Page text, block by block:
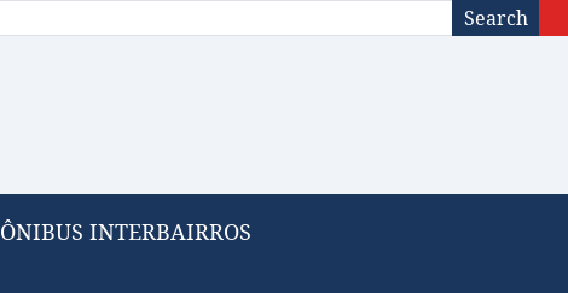
Search
ÔNIBUS INTERBAIRROS